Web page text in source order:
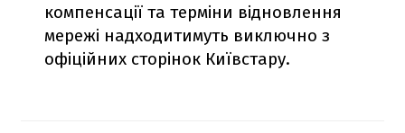
компенсації та терміни відновлення
мережі надходитимуть виключно з
офіційних сторінок Київстару.